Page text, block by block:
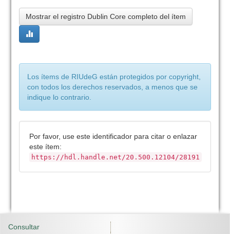
Mostrar el registro Dublin Core completo del ítem
Los ítems de RIUdeG están protegidos por copyright,
con todos los derechos reservados, a menos que se
indique lo contrario.
Por favor, use este identificador para citar o enlazar
este ítem:
https://hdl.handle.net/20.500.12104/28191
Consultar